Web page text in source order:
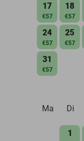
17
€57
18
€57
24
€57
25
€57
31
€57
Ma
Di
1